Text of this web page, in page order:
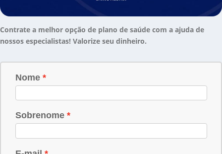
Contrate a melhor opção de plano de saúde com a ajuda de
nossos especialistas! Valorize seu dinheiro.